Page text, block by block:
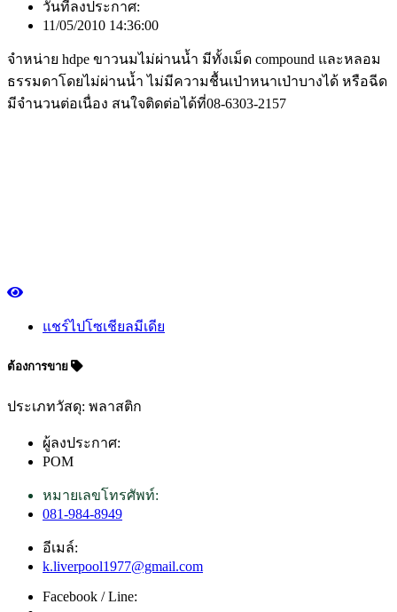
วันที่ลงประกาศ:
11/05/2010 14:36:00
จำหน่าย hdpe ขาวนมไม่ผ่านน้ำ มีทั้งเม็ด compound และหลอม
ธรรมดาโดยไม่ผ่านน้ำ ไม่มีความชื้นเป่าหนาเป่าบางได้ หรือฉีด
มีจำนวนต่อเนื่อง สนใจติดต่อได้ที่08-6303-2157
แชร์ไปโซเชียลมีเดีย
ต้องการขาย
ประเภทวัสดุ: พลาสติก
ผู้ลงประกาศ:
POM
หมายเลขโทรศัพท์:
081-984-8949
อีเมล์:
k.liverpool1977@gmail.com
Facebook / Line: